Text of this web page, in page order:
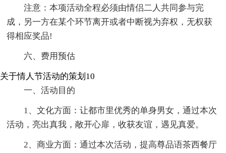
注意：本项活动全程必须由情侣二人共同参与完
成，另一方在某个环节离开或者中断视为弃权，无权获
得相应奖品!
六、费用预估
关于情人节活动的策划10
一、活动目的
1、文化方面：让都市里优秀的单身男女，通过本次
活动，亮出真我，敞开心扉，收获友谊，遇见真爱。
2、商业方面：通过本次活动，提高尊品语茶西餐厅